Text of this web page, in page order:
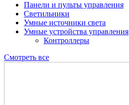
Панели и пульты управления
Светильники
Умные источники света
Умные устройства управления
Контроллеры
Смотреть все